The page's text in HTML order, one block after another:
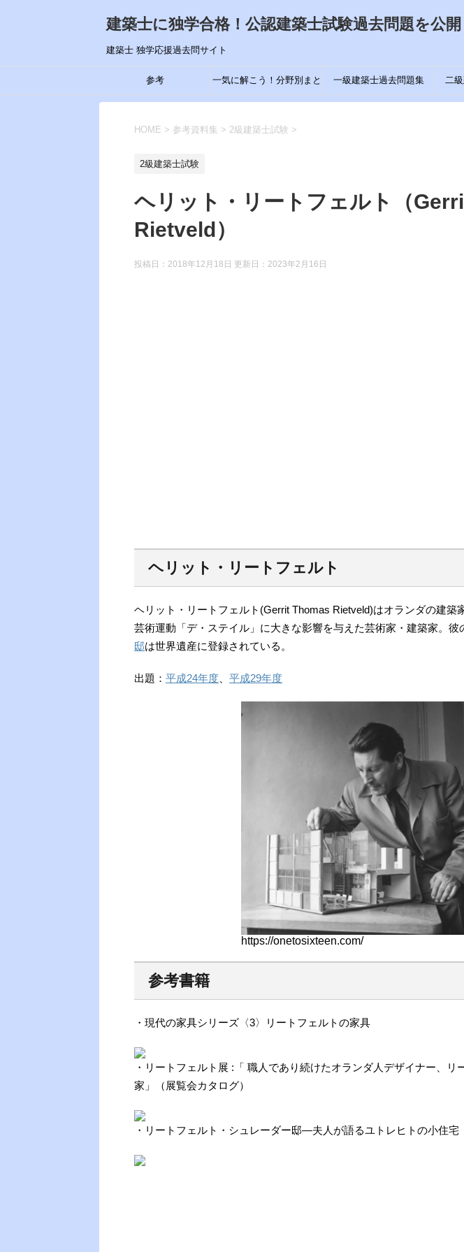
建築士に独学合格！公認建築士試験過去問題を公開
建築士 独学応援過去問サイト
参考 一気に解こう！分野別まと 一級建築士過去問題集 二
HOME > 参考資料集 > 2級建築士試験 >
2級建築士試験
ヘリット・リートフェルト（
Rietveld）
投稿日：2018年12月18日 更新日： 2023年2月16日
ヘリット・リートフェルト
ヘリット・リートフェルト(Gerrit Thomas Rietveld)はオランダの建築
芸術運動「デ・ステイル」に大きな影響を与えた芸術家・建築家。彼
邸は世界遺産に登録されている。
出題： 平成24年度 平成29年度
https://onetosixteen.com/
参考書籍
・現代の家具シリーズ〈3〉リートフェルトの家具
・リートフェルト展 :「 職人であり続けたオランダ人デザイナー、リ
家」（展覧会カタログ）
・リートフェルト・シュレーダー邸―夫人が語るユトレヒトの小住宅